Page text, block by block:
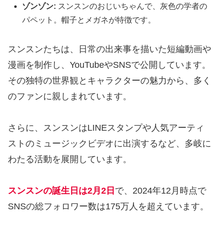
ゾンゾン: スンスンのおじいちゃんで、灰色の学者の
パペット。帽子とメガネが特徴です。
スンスンたちは、日常の出来事を描いた短編動画や
漫画を制作し、YouTubeやSNSで公開しています。
その独特の世界観とキャラクターの魅力から、多く
のファンに親しまれています。
さらに、スンスンはLINEスタンプや人気アーティ
ストのミュージックビデオに出演するなど、多岐に
わたる活動を展開しています。
スンスンの誕生日は2月2日 で、2024年12月時点で
SNSの総フォロワー数は175万人を超えています。